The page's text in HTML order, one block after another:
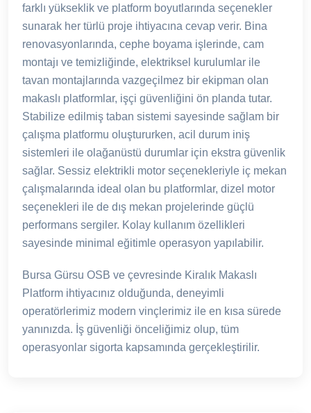
farklı yükseklik ve platform boyutlarında seçenekler
sunarak her türlü proje ihtiyacına cevap verir. Bina
renovasyonlarında, cephe boyama işlerinde, cam
montajı ve temizliğinde, elektriksel kurulumlar ile
tavan montajlarında vazgeçilmez bir ekipman olan
makaslı platformlar, işçi güvenliğini ön planda tutar.
Stabilize edilmiş taban sistemi sayesinde sağlam bir
çalışma platformu oluştururken, acil durum iniş
sistemleri ile olağanüstü durumlar için ekstra güvenlik
sağlar. Sessiz elektrikli motor seçenekleriyle iç mekan
çalışmalarında ideal olan bu platformlar, dizel motor
seçenekleri ile de dış mekan projelerinde güçlü
performans sergiler. Kolay kullanım özellikleri
sayesinde minimal eğitimle operasyon yapılabilir.
Bursa Gürsu OSB ve çevresinde Kiralık Makaslı
Platform ihtiyacınız olduğunda, deneyimli
operatörlerimiz modern vinçlerimiz ile en kısa sürede
yanınızda. İş güvenliği önceliğimiz olup, tüm
operasyonlar sigorta kapsamında gerçekleştirilir.